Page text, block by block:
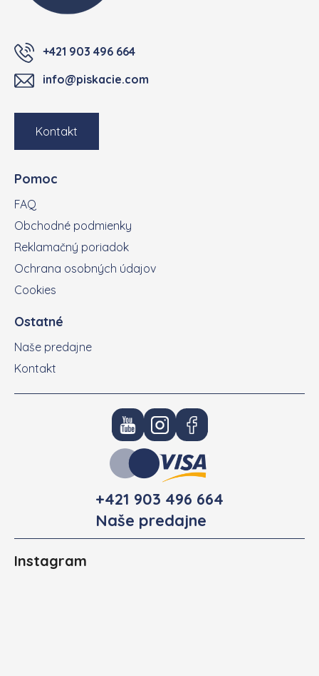
+421 903 496 664
info@piskacie.com
Kontakt
Pomoc
FAQ
Obchodné podmienky
Reklamačný poriadok
Ochrana osobných údajov
Cookies
Ostatné
Naše predajne
Kontakt
+421 903 496 664
Naše predajne
Instagram